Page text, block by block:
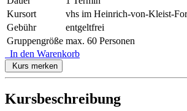
Kursort
vhs im Heinrich-von-Kleist-
Gebühr
entgeltfrei
Gruppengröße max. 60 Personen
In den Warenkorb
Kurs merken
Kursbeschreibung